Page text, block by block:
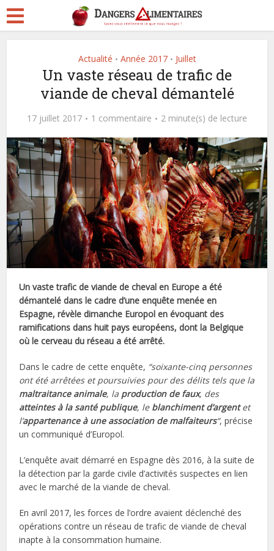
Actualité • Année 2017 • Juillet
Un vaste réseau de trafic de
viande de cheval démantelé
17 juillet 2017 1 commentaire 2 minute(s) de lecture
Un vaste trafic de viande de cheval en Europe a été
démantelé dans le cadre d’une enquête menée en
Espagne, révèle dimanche Europol en évoquant des
ramifications dans huit pays européens, dont la Belgique
où le cerveau du réseau a été arrêté.
Dans le cadre de cette enquête, “soixante-cinq personnes
ont été arrêtées et poursuivies pour des délits tels que la
maltraitance animale, la production de faux, des
atteintes à la santé publique, le blanchiment d’argentet
l’appartenance à une association de malfaiteurs“, précise
un communiqué d’Europol.
L’enquête avait démarré en Espagne dès 2016, à la suite de
la détection par la garde civile d’activités suspectes en lien
avec le marché de la viande de cheval.
En avril 2017, les forces de l’ordre avaient déclenché des
opérations contre un réseau de trafic de viande de cheval
inapte à la consommation humaine.